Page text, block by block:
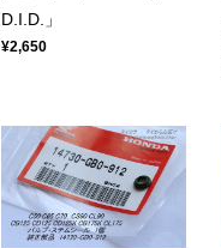
D.I.D.」
¥2,650